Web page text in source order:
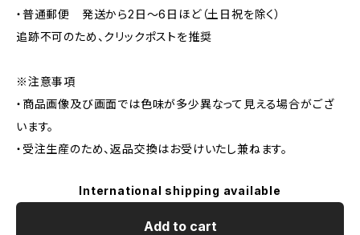
・普通郵便 発送から2日〜6日ほど（土日祝を除く）
追跡不可のため、クリックポストを推奨
※注意事項
・商品画像及び画面では色味が多少異なって見える場合がござ
います。
・受注生産のため、返品交換はお受けいたし兼ねます。
International shipping available
Add to cart